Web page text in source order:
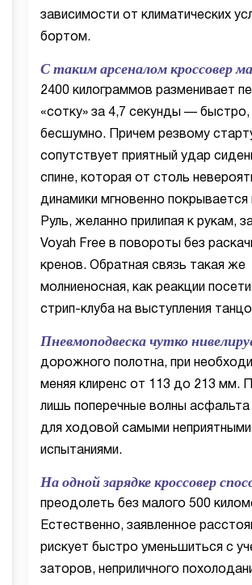
зависимости от климатических
бортом.
С таким арсеналом кроссовер
2400 килограммов разменивает
«сотку» за 4,7 секунды — быстро,
бесшумно. Причем резвому
сопутствует приятный удар
спине, которая от столь
динамики мгновенно покрывается
Руль, желанно прилипая к рукам,
Voyah Free в повороты без
кренов. Обратная связь такая же
молниеносная, как реакции
стрип-клуба на выступления
Пневмоподвеска чутко
дорожного полотна, при
меняя клиренс от 113 до 213 мм.
лишь поперечные волны
для ходовой самыми неприятными
испытаниями.
На одной зарядке кроссовер
преодолеть без малого 500
Естественно, заявленное
рискует быстро уменьшиться с
заторов, неприличного